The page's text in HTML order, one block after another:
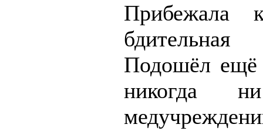
Прибежала
Подошёл ещё
никогда